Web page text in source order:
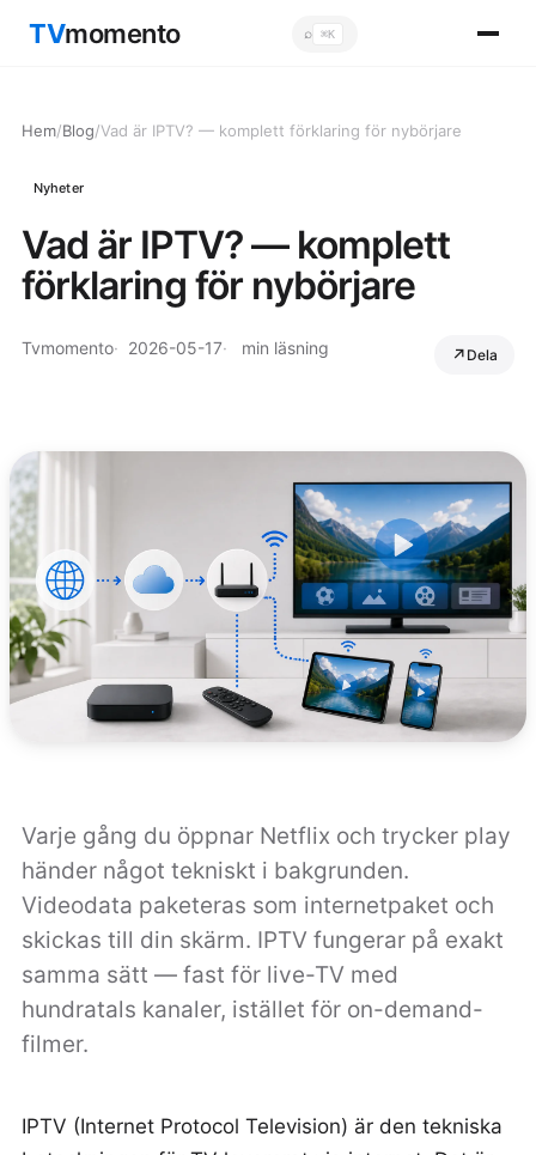
TVmomento ⌕
Sök⌘K
Hem/Blog/Vad är IPTV? — komplett förklaring för nybörjare
Nyheter
Vad är IPTV? — komplett
förklaring för nybörjare
Tvmomento 2026-05-17 min läsning Dela
Varje gång du öppnar Netflix och trycker play
händer något tekniskt i bakgrunden.
Videodata paketeras som internetpaket och
skickas till din skärm. IPTV fungerar på exakt
samma sätt — fast för live-TV med
hundratals kanaler, istället för on-demand-
filmer.
IPTV (Internet Protocol Television) är den tekniska